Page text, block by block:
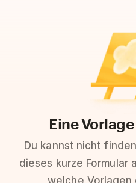
Eine
Du kannst nicht
dieses kurze Formular
welche Vorlagen